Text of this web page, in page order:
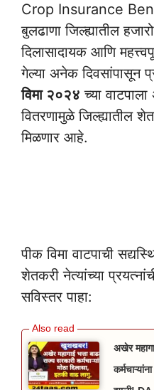
Crop Insurance
बुलढाणा जिल्ह्यातील
दिलासादायक आणि
गेल्या अनेक दिवसांपासून
विमा २०२४ च्या
वितरणामुळे जिल्ह्यातील
मिळणार आहे.
पीक विमा वाटपाची
शेतकरी नेत्यांच्या
सविस्तर पाहा:
अखेर